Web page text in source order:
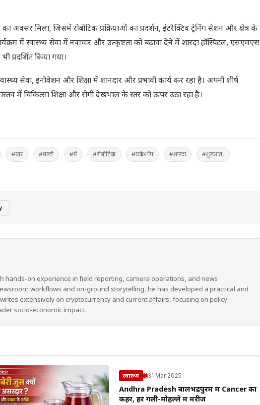
अवसर मिला, जिसमें रोबोटिक प्रक्रियाओं का प्रदर्शन, इंटरैक्टिव ट्रेनिंग सेशन और क्षेत्र के
में स्वास्थ्य सेवा में नवाचार और उत्कृष्टता को बढ़ावा देने में शारदा हॉस्पिटल, एसएमएस
किया गया।
सेवा, इनोवेशन और शिक्षा में शानदार और प्रभावी कार्य कर रहा है। अपनी शीर्ष
में चिकित्सा शिक्षा और रोगी देखभाल के स्तर को ऊपर उठा रहा है।
#बार #मल्टी #में #रोबोटिक #वर्कशॉप #शारदा #शुरुआत,
hands-on experience in field reporting, camera operations, and news
workflows and on-ground storytelling, he has developed a practical and
extensively on cryptocurrency and current affairs, focusing on policy
socio-economic impact.
स्वास्थ्य 31 Mar 2025
Andhra Pradesh बालभद्रपुरम में Cancer का
कहर, हर गली-मोहल्ले में मरीज